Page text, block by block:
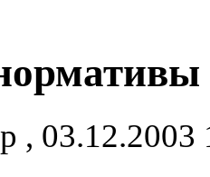
, 03.12.2003